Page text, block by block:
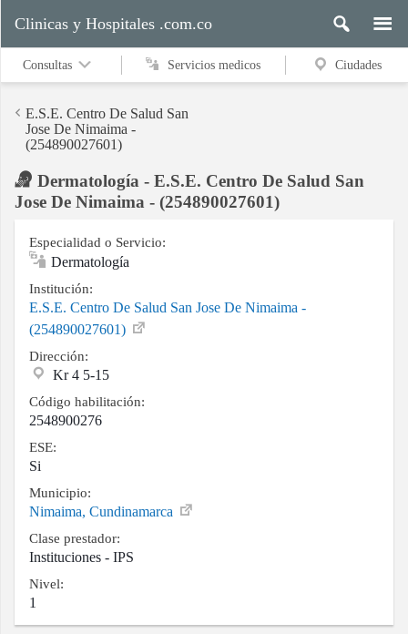
Servicios
medicos
Ciudades
Buscar
Contacto
Clinicas y Hospitales .com.co
Consultas Servicios medicos Ciudades
E.S.E. Centro De Salud San
Jose De Nimaima -
(254890027601)
Dermatología - E.S.E. Centro De Salud San
Jose De Nimaima - (254890027601)
Especialidad o Servicio:
Dermatología
Institución:
E.S.E. Centro De Salud San Jose De Nimaima -
(254890027601)
Dirección:
Kr 4 5-15
Código habilitación:
2548900276
ESE:
Si
Municipio:
Nimaima, Cundinamarca
Clase prestador:
Instituciones - IPS
Nivel:
1